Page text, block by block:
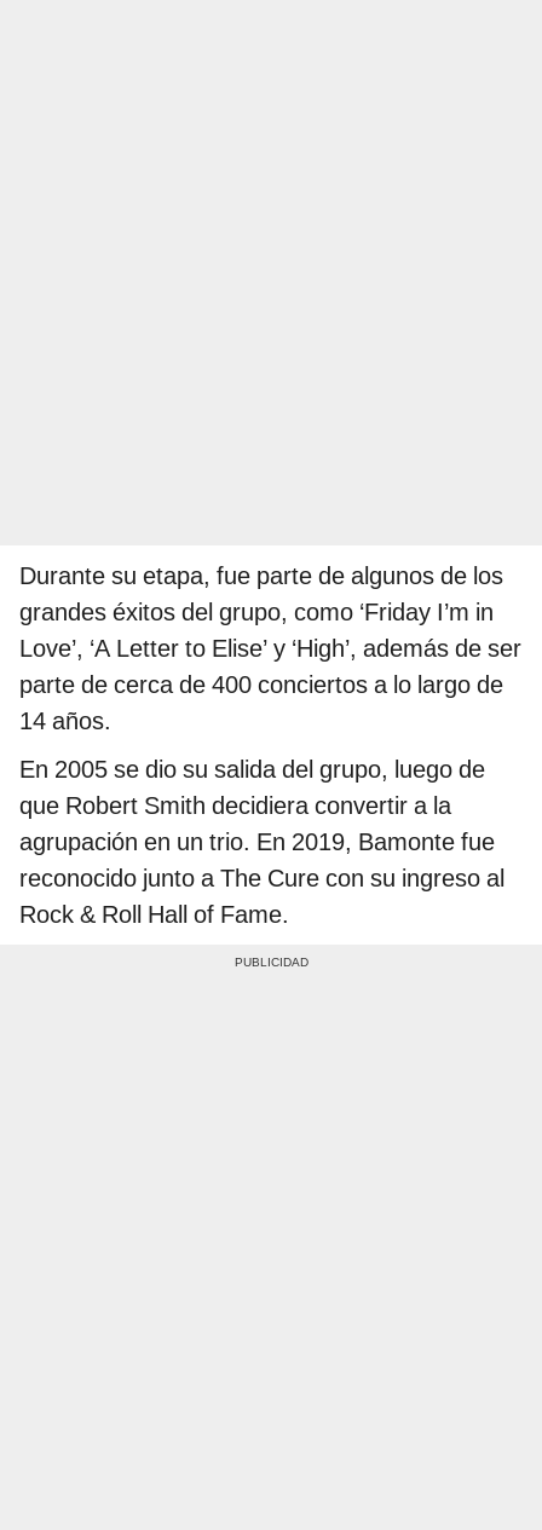
Durante su etapa, fue parte de algunos de los
grandes éxitos del grupo, como ‘Friday I’m in
Love’, ‘A Letter to Elise’ y ‘High’, además de ser
parte de cerca de 400 conciertos a lo largo de
14 años.
En 2005 se dio su salida del grupo, luego de
que Robert Smith decidiera convertir a la
agrupación en un trio. En 2019, Bamonte fue
reconocido junto a The Cure con su ingreso al
Rock & Roll Hall of Fame.